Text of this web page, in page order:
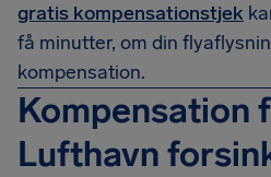
gratis kompensationstjek
få minutter, om din
kompensation.
Kompensation
Lufthavn